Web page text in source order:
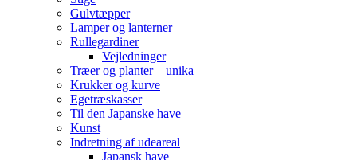
Gulvtæpper
Lamper og lanterner
Rullegardiner
Vejledninger
Træer og planter – unika
Krukker og kurve
Egetræskasser
Til den Japanske have
Kunst
Indretning af udeareal
Japansk have